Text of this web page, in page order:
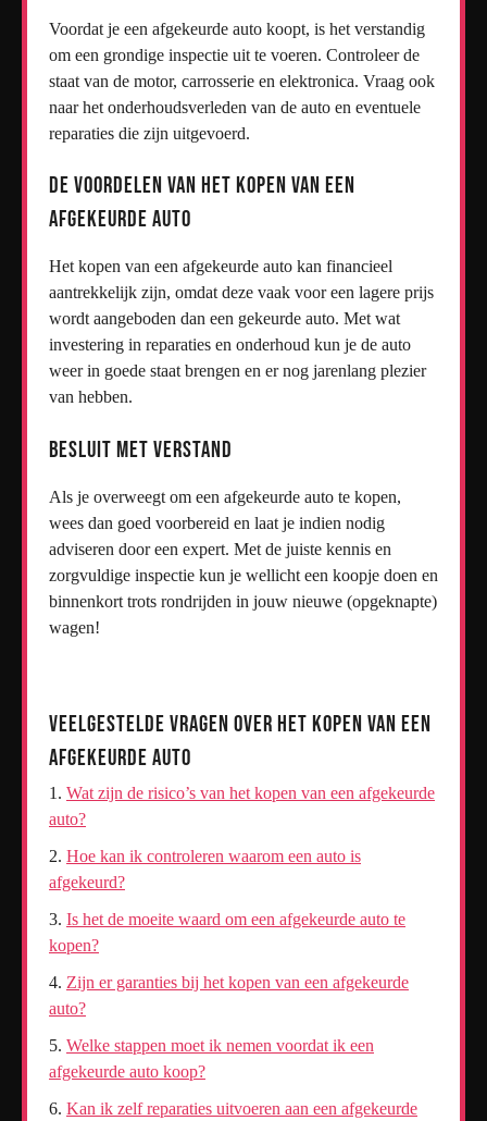
Voordat je een afgekeurde auto koopt, is het verstandig
om een grondige inspectie uit te voeren. Controleer de
staat van de motor, carrosserie en elektronica. Vraag ook
naar het onderhoudsverleden van de auto en eventuele
reparaties die zijn uitgevoerd.
De Voordelen Van Het Kopen Van Een
Afgekeurde Auto
Het kopen van een afgekeurde auto kan financieel
aantrekkelijk zijn, omdat deze vaak voor een lagere prijs
wordt aangeboden dan een gekeurde auto. Met wat
investering in reparaties en onderhoud kun je de auto
weer in goede staat brengen en er nog jarenlang plezier
van hebben.
Besluit Met Verstand
Als je overweegt om een afgekeurde auto te kopen,
wees dan goed voorbereid en laat je indien nodig
adviseren door een expert. Met de juiste kennis en
zorgvuldige inspectie kun je wellicht een koopje doen en
binnenkort trots rondrijden in jouw nieuwe (opgeknapte)
wagen!
Veelgestelde Vragen over het Kopen van een
Afgekeurde Auto
Wat zijn de risico’s van het kopen van een afgekeurde
auto?
Hoe kan ik controleren waarom een auto is
afgekeurd?
Is het de moeite waard om een afgekeurde auto te
kopen?
Zijn er garanties bij het kopen van een afgekeurde
auto?
Welke stappen moet ik nemen voordat ik een
afgekeurde auto koop?
Kan ik zelf reparaties uitvoeren aan een afgekeurde